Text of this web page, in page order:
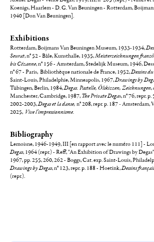
Koenigs, Haarlem - D. G. Van Beuningen - Rotterdam,
1940 [Don Van Beuningen].
Exhibitions
Rotterdam, Boijmans Van Beuningen Museum, 1933-1934,
Seurat, n° 52 - Bâle, Kunsthalle, 1935,Meisterzeichnungen
bis Cézanne, n° 156 - Amsterdam, Stedelijk Museum, 1946,
n° 67 - Paris, Bibliothèque nationale de France, 1952,Dessins
Saint-Louis, Philadelphie, Minneapolis, 1967,Drawings by
Tübingen, Berlin, 1984,Degas. Pastelle, Ölskizzen, Zeichnungen,
Manchester, Cambridge, 1987, The Private Degas, n° 76, repr.
2002-2003,Degas et la danse, n° 208, repr. p. 187-Amsterdam,
2025, Vive l'impressionnisme.
Bibliography
Lemoisne, 1946-1949, III [en rapport avec le numéro 111] -
Degas, 1964 (repr.) - Reff, "An Exhibition of Drawings by
1967, pp. 255, 260, 262 - Boggs, Cat. exp. Saint-Louis,
Drawings by Degas, n° 123, repr. p. 188 - Hoetink,Dessins
(repr.).